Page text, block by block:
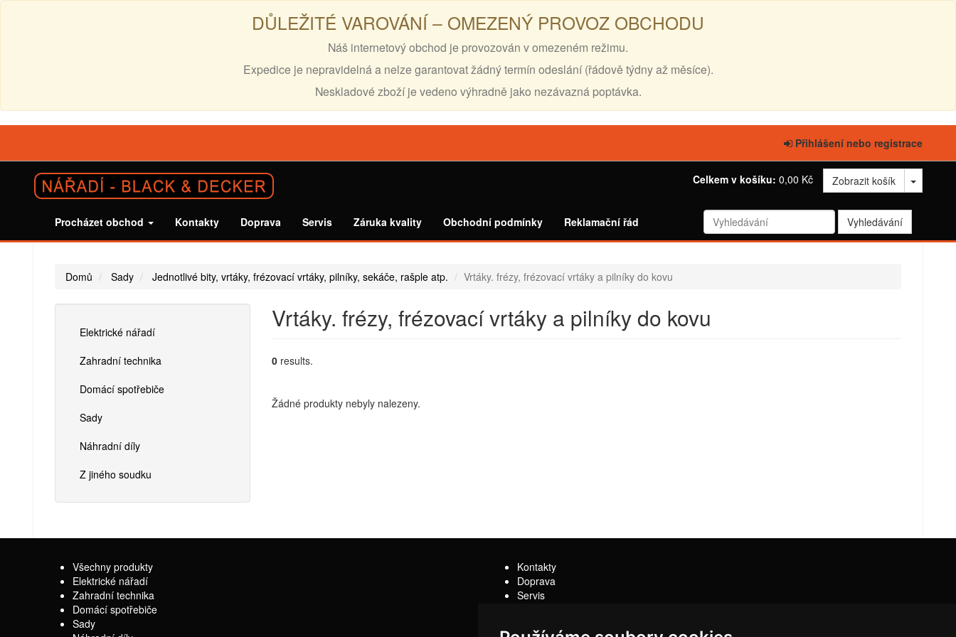
DŮLEŽITÉ VAROVÁNÍ – OMEZENÝ PROVOZ OBCHODU
Náš internetový obchod je provozován v omezeném režimu.
Expedice je nepravidelná a nelze garantovat žádný termín odeslání (řádově týdny až měsíce).
Neskladové zboží je vedeno výhradně jako nezávazná poptávka.
Přihlášení nebo registrace
Celkem v košíku: 0,00 Kč Zobrazit košík
Procházet obchod Kontakty Doprava Servis Záruka kvality Obchodní podmínky Reklamační řád
Domů Sady Jednotlivé bity, vrtáky, frézovací vrtáky, pilníky, sekáče, rašple atp. Vrtáky. frézy, frézovací vrtáky a pilníky do kovu
Elektrické nářadí
Zahradní technika
Domácí spotřebiče
Sady
Náhradní díly
Z jiného soudku
Vrtáky. frézy, frézovací vrtáky a pilníky do kovu
0 results.
Žádné produkty nebyly nalezeny.
Všechny produkty
Elektrické nářadí
Zahradní technika
Domácí spotřebiče
Sady
Kontakty
Doprava
Servis